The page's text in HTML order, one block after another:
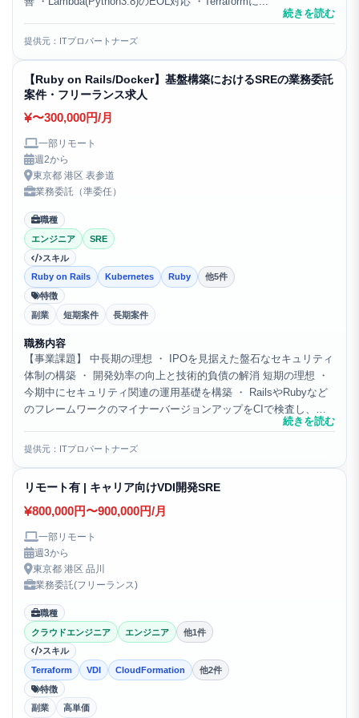
続きを読む
提供元：ITプロパートナーズ
【Ruby on Rails/Docker】基盤構築におけるSREの業務委託
案件・フリーランス求人
〜300,000円/月
一部リモート
週2から
東京都 港区 表参道
業務委託（準委任）
職種
エンジニア
SRE
スキル
Ruby on Rails
Kubernetes Ruby
他5件
特徴
副業
短期案件 長期案件
職務内容
【事業課題】 中長期の理想 ・ IPOを見据えた盤石なセキュリティ
体制の構築 ・ 開発効率の向上と技術的負債の解消 短期の理想 ・
今期中にセキュリティ関連の運用基礎を構築 ・ RailsやRubyなど
のフレームワークのマイナーバージョンアップをCIで検査し、情
続きを読む
提供元：ITプロパートナーズ
リモート有 | キャリア向けVDI開発SRE
800,000円〜900,000円/月
一部リモート
週3から
東京都 港区 品川
業務委託(フリーランス)
職種
クラウドエンジニア
エンジニア
他1件
スキル
Terraform
VDI CloudFormation
他2件
特徴
副業
高単価